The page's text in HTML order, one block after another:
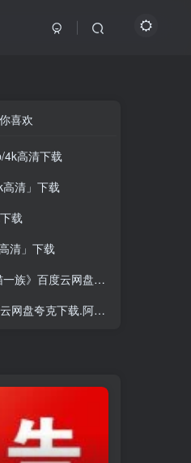
喜欢
4k高清下载
清」下载
载
清」下载
》百度云网盘夸克下载
盘夸克下载.阿里云盘